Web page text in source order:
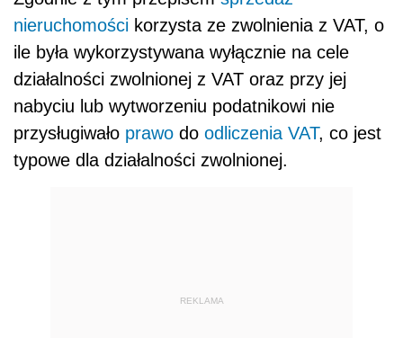
nieruchomości korzysta ze zwolnienia z VAT, o
ile była wykorzystywana wyłącznie na cele
działalności zwolnionej z VAT oraz przy jej
nabyciu lub wytworzeniu podatnikowi nie
przysługiwało prawo do odliczenia VAT, co jest
typowe dla działalności zwolnionej.
REKLAMA